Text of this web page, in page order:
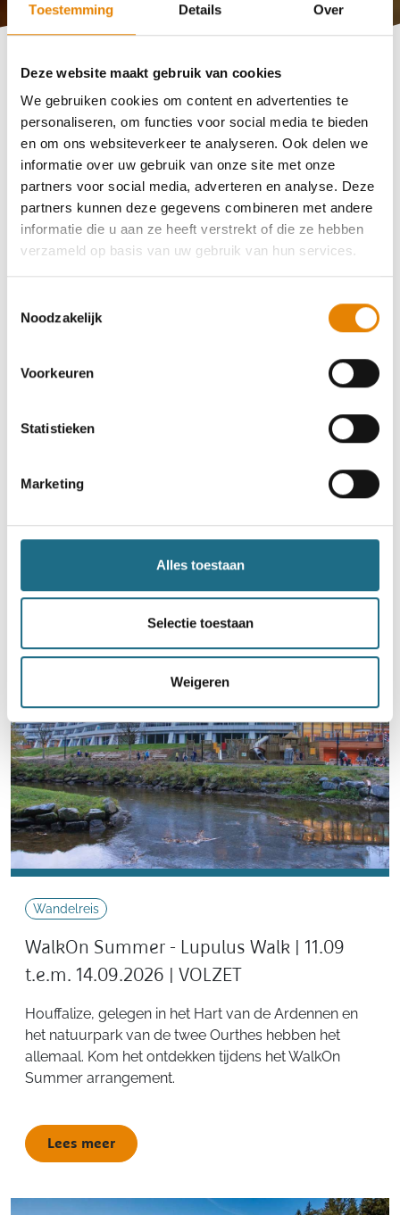
Toestemming Details Over
Deze website maakt gebruik van cookies
We gebruiken cookies om content en advertenties te
personaliseren, om functies voor social media te bieden
en om ons websiteverkeer te analyseren. Ook delen we
informatie over uw gebruik van onze site met onze
partners voor social media, adverteren en analyse. Deze
partners kunnen deze gegevens combineren met andere
informatie die u aan ze heeft verstrekt of die ze hebben
verzameld op basis van uw gebruik van hun services.
Noodzakelijk
Voorkeuren
Statistieken
Marketing
Alles toestaan
Selectie toestaan
Weigeren
Vakantie … dat is voor jou een unieke, sportieve en
reikhalzend naar uitkijkt om zorgeloos te genieten, te
ontspannen, plaatselijke cultuur en tradities te ervaren.
Waarbij je in alle veiligheid en zonder zorgen voor jou kan
Dan zit je bij wandel.be in goede handen! Onze
wandelreizen worden steeds begeleid door ervaren
Nederlandstalige reisbegeleiders. Droom je van een
groepsreis op maat van je wandelclub, vereniging of
De wandel.be wandelvakanties worden georganiseerd
door Wandelsport Vlaanderen vzw in samenwerking met
Vayamundo (vakantiedomeinen), Intersoc & SimaTours
Wandelreis
WalkOn Summer - Lupulus Walk | 11.09
t.e.m. 14.09.2026 | VOLZET
Houffalize, gelegen in het Hart van de Ardennen en
het natuurpark van de twee Ourthes hebben het
allemaal. Kom het ontdekken tijdens het WalkOn
Summer arrangement.
Lees meer